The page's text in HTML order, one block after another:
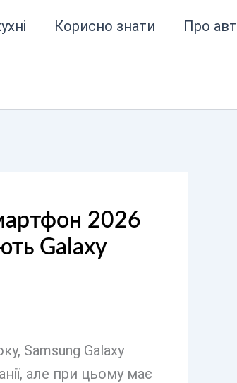
Корисно знати Про
2026
Galaxy
Samsung Galaxy
але при цьому має